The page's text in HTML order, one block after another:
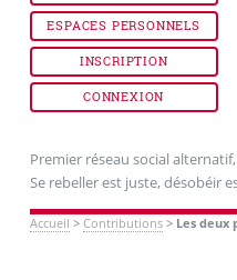
ESPACES PERSONNELS
INSCRIPTION
CONNEXION
Premier réseau social
Se rebeller est juste, désobéir
Accueil > Contributions> Les deux